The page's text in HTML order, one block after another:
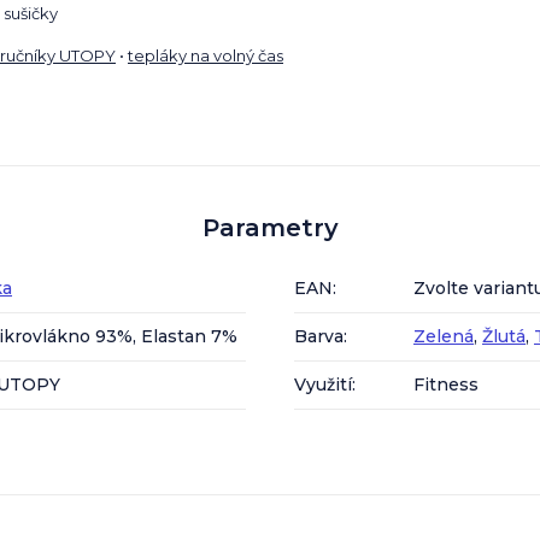
ručníky UTOPY •tepláky na volný čas
Parametry
EAN: Zvolte
93%, Elastan 7% Barva: Zelená, Žlutá,
Využití: Fitness